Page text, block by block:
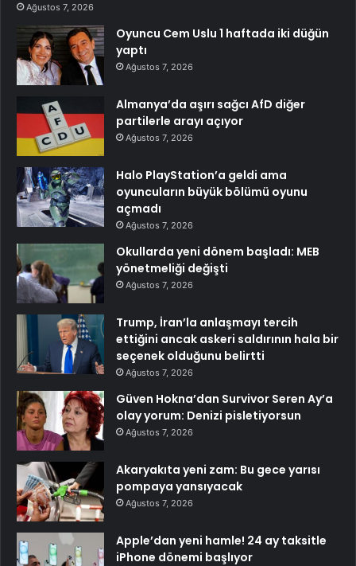
Ağustos 7, 2026
Oyuncu Cem Uslu 1 haftada iki düğün
yaptı
Ağustos 7, 2026
Almanya’da aşırı sağcı AfD diğer
partilerle arayı açıyor
Ağustos 7, 2026
Halo PlayStation’a geldi ama
oyuncuların büyük bölümü oyunu
açmadı
Ağustos 7, 2026
Okullarda yeni dönem başladı: MEB
yönetmeliği değişti
Ağustos 7, 2026
Trump, İran’la anlaşmayı tercih
ettiğini ancak askeri saldırının hala bir
seçenek olduğunu belirtti
Ağustos 7, 2026
Güven Hokna’dan Survivor Seren Ay’a
olay yorum: Denizi pisletiyorsun
Ağustos 7, 2026
Akaryakıta yeni zam: Bu gece yarısı
pompaya yansıyacak
Ağustos 7, 2026
Apple’dan yeni hamle! 24 ay taksitle
iPhone dönemi başlıyor